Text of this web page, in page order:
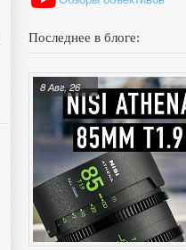
Последнее в блоге:
8 Авг, 26